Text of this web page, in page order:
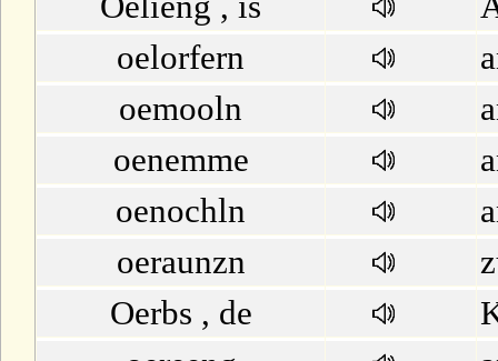
oelorfern
oemooln
oenemme
oenochln
oeraunzn
Oerbs , de